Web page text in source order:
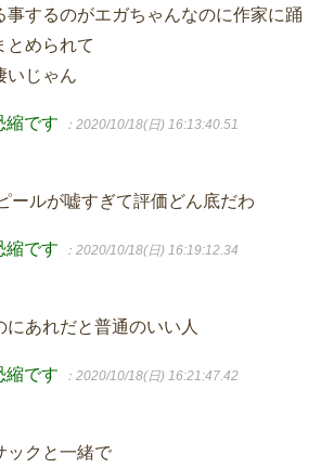
事するのがエガちゃんなのに作家に踊
とめられて
いじゃん
縮です ：2020/10/18(日) 16:13:40.51
ールが嘘すぎて評価どん底だわ
縮です ：2020/10/18(日) 16:19:12.34
あれだと普通のいい人
縮です ：2020/10/18(日) 16:21:47.42
ックと一緒で